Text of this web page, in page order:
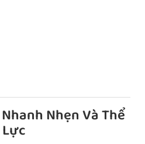
Nhẹn Và Thể
Lực